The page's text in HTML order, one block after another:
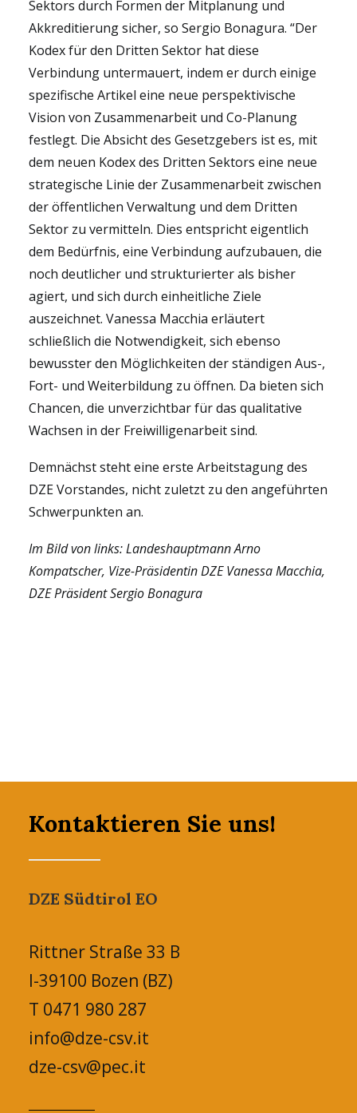
Sektors durch Formen der Mitplanung und
Akkreditierung sicher, so Sergio Bonagura. “Der
Kodex für den Dritten Sektor hat diese
Verbindung untermauert, indem er durch einige
spezifische Artikel eine neue perspektivische
Vision von Zusammenarbeit und Co-Planung
festlegt. Die Absicht des Gesetzgebers ist es, mit
dem neuen Kodex des Dritten Sektors eine neue
strategische Linie der Zusammenarbeit zwischen
der öffentlichen Verwaltung und dem Dritten
Sektor zu vermitteln. Dies entspricht eigentlich
dem Bedürfnis, eine Verbindung aufzubauen, die
noch deutlicher und strukturierter als bisher
agiert, und sich durch einheitliche Ziele
auszeichnet. Vanessa Macchia erläutert
schließlich die Notwendigkeit, sich ebenso
bewusster den Möglichkeiten der ständigen Aus-,
Fort- und Weiterbildung zu öffnen. Da bieten sich
Chancen, die unverzichtbar für das qualitative
Wachsen in der Freiwilligenarbeit sind.
Demnächst steht eine erste Arbeitstagung des
DZE Vorstandes, nicht zuletzt zu den angeführten
Schwerpunkten an.
Im Bild von links: Landeshauptmann Arno
Kompatscher, Vize-Präsidentin DZE Vanessa Macchia,
DZE Präsident Sergio Bonagura
Kontaktieren Sie uns!
DZE Südtirol EO
Rittner Straße 33 B
I-39100 Bozen (BZ)
T 0471 980 287
info@dze-csv.it
dze-csv@pec.it